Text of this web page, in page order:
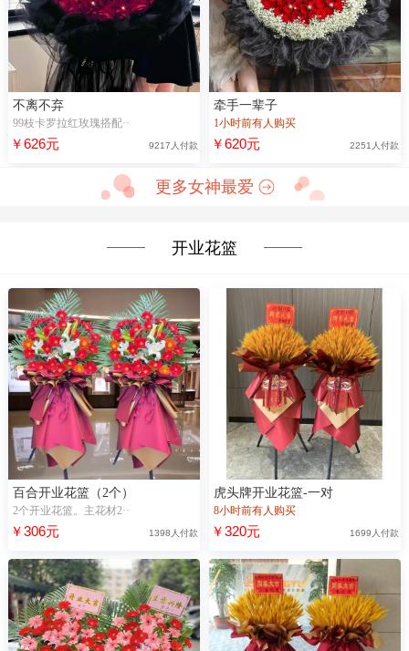
不离不弃
99枝卡罗拉红玫瑰搭配··
￥626元 9217人付款
牵手一辈子
1小时前有人购买
￥620元 2251人付款
更多女神最爱
开业花篮
百合开业花篮（2个）
2个开业花篮。主花材2··
￥306元 1398人付款
虎头牌开业花篮-一对
8小时前有人购买
￥320元 1699人付款